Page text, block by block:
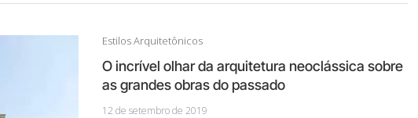
Estilos Arquitetônicos
O incrível olhar da arquitetura neoclássica sobre
as grandes obras do passado
12 de setembro de 2019